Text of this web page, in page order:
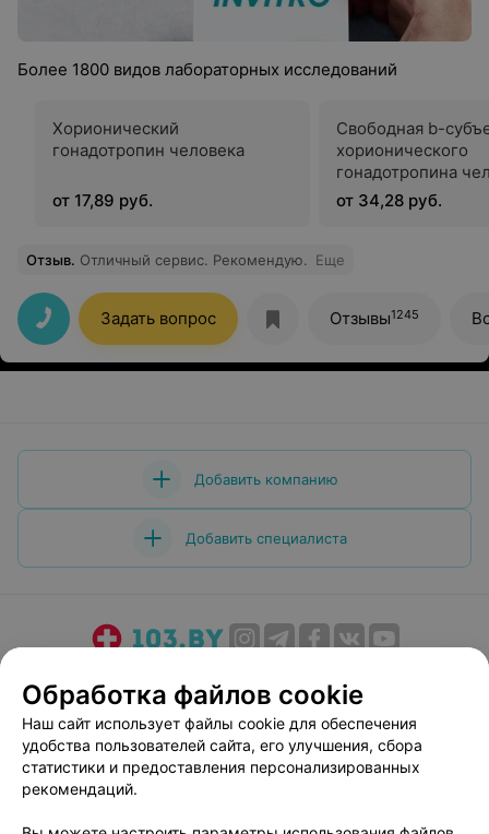
Более 1800 видов лабораторных исследований
Хорионический
гонадотропин человека
от 17,89 руб.
Свободная b-
хорионического
гонадотропина
от 34,28 руб.
Отзыв. Отличный сервис. Рекомендую. Еще
Задать вопрос Отзывы1245
Добавить компанию
Добавить специалиста
Медицинский маркетинг
Публичный договор
Пользовательское соглашение
Способы оплаты
Вакансии
Партнеры
Написать руководителю 103.by
Обработка файлов cookie
Наш сайт использует файлы cookie для обеспечения
удобства пользователей сайта, его улучшения, сбора
статистики и предоставления персонализированных
рекомендаций.